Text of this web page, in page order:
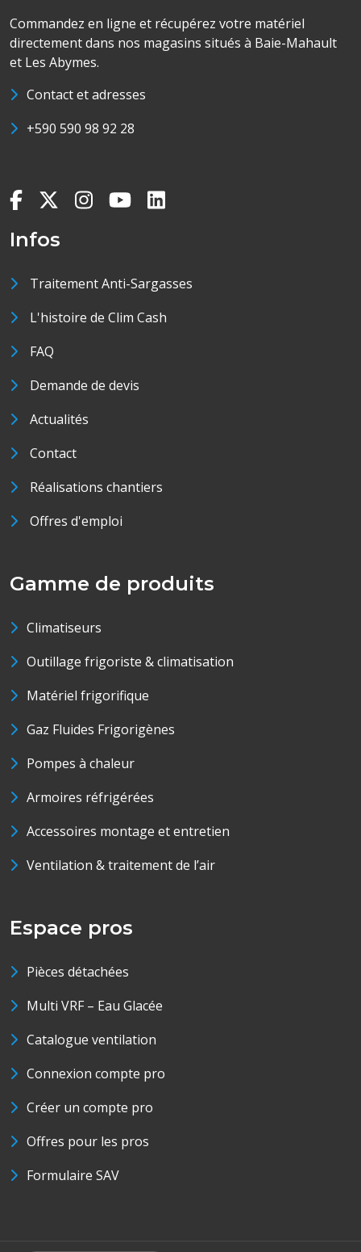
Commandez en ligne et récupérez votre matériel
directement dans nos magasins situés à Baie-Mahault
et Les Abymes.
Contact et adresses
+590 590 98 92 28
Infos
Traitement Anti-Sargasses
L'histoire de Clim Cash
FAQ
Demande de devis
Actualités
Contact
Réalisations chantiers
Offres d'emploi
Gamme de produits
Climatiseurs
Outillage frigoriste & climatisation
Matériel frigorifique
Gaz Fluides Frigorigènes
Pompes à chaleur
Armoires réfrigérées
Accessoires montage et entretien
Ventilation & traitement de l’air
Espace pros
Pièces détachées
Multi VRF – Eau Glacée
Catalogue ventilation
Connexion compte pro
Créer un compte pro
Offres pour les pros
Formulaire SAV